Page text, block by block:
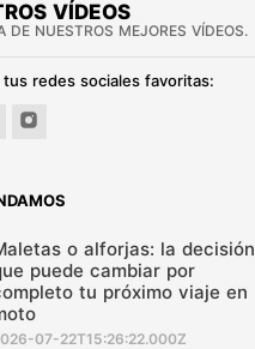
VÍDEOS
DE NUESTROS MEJORES VÍDEOS.
redes sociales favoritas:
o alforjas: la decisión
puede cambiar por
tu próximo viaje en
07-22T15:26:22.000Z